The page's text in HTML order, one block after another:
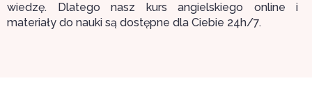
wiedzę. Dlatego nasz kurs angielskiego online i
materiały do nauki są dostępne dla Ciebie 24h/7.